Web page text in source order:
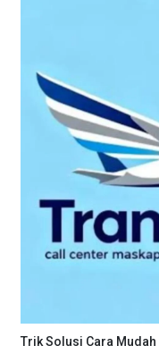
Trik Solusi Cara